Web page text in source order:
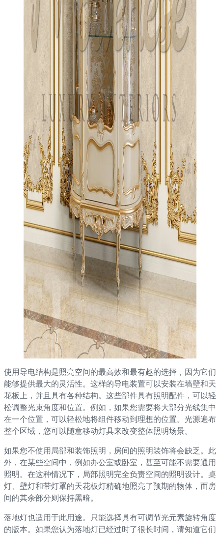
使用导电结构是照亮空间的最高效和最有趣的选择，因为它们
能够提供最大的灵活性。这样的导电装置可以安装在墙壁和天
花板上，并且具有各种结构。这些部件具有照明配件，可以轻
松调整光束角度和位置。例如，如果您需要将大部分光线集中
在一个位置，可以轻松地将组件移动到理想的位置。光源遍布
整个区域，您可以随意移动灯具来改变整体照明场景。
如果您不使用局部和装饰照明，房间的照明装饰将会缺乏。此
外，在某些空间中，例如办公室或卧室，甚至可能不需要通用
照明。在这种情况下，局部照明完全负责空间的照明设计。桌
灯、壁灯和带灯罩的天花板灯精确地照亮了预期的物体，而房
间的其余部分则保持黑暗。
落地灯也适用于此用途。只能选择具有可调节光元素旋转角度
的版本。如果您认为落地灯已经过时了很长时间，请知道它们